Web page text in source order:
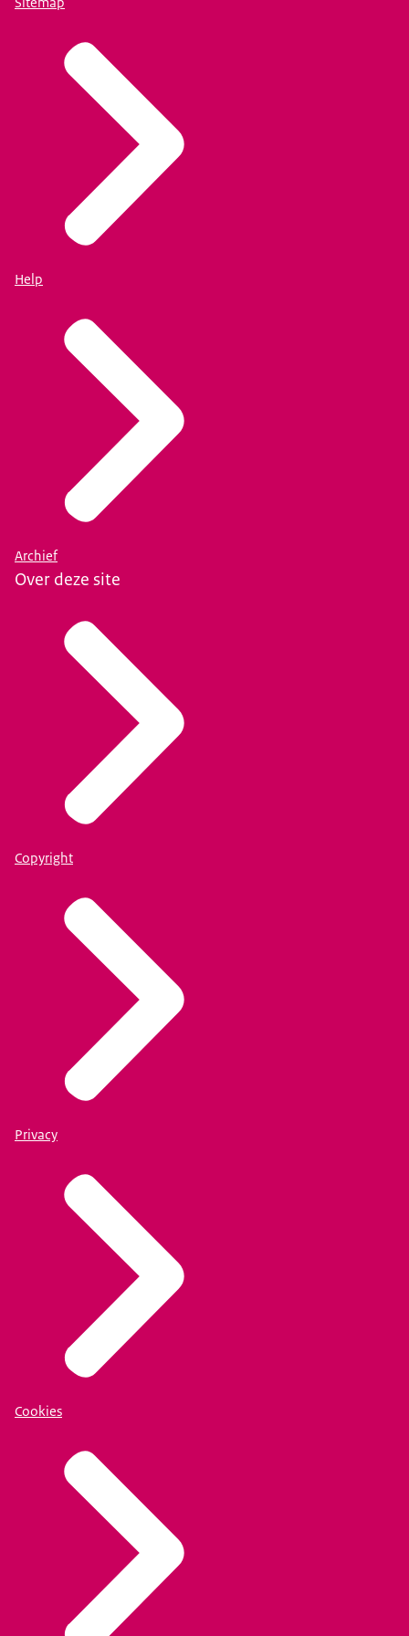
Help
Archief
Over deze site
Copyright
Privacy
Cookies